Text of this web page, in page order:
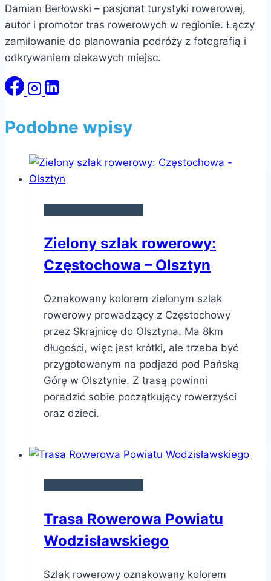
Damian Berłowski – pasjonat turystyki rowerowej,
autor i promotor tras rowerowych w regionie. Łączy
zamiłowanie do planowania podróży z fotografią i
odkrywaniem ciekawych miejsc.
Podobne wpisy
Zielony szlak rowerowy:
Częstochowa – Olsztyn
Oznakowany kolorem zielonym szlak
rowerowy prowadzący z Częstochowy
przez Skrajnicę do Olsztyna. Ma 8km
długości, więc jest krótki, ale trzeba być
przygotowanym na podjazd pod Pańską
Górę w Olsztynie. Z trasą powinni
poradzić sobie początkujący rowerzyści
oraz dzieci.
Trasa Rowerowa Powiatu
Wodzisławskiego
Szlak rowerowy oznakowany kolorem